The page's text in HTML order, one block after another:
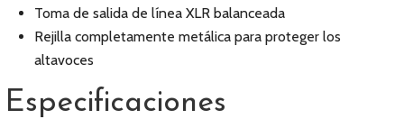
Toma de salida de línea XLR balanceada
Rejilla completamente metálica para proteger los
altavoces
Especificaciones